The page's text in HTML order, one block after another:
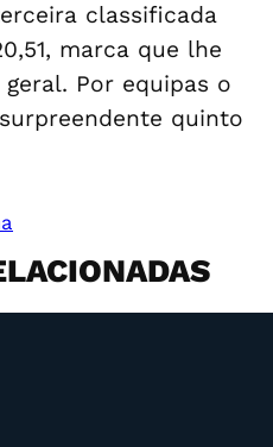
classificada
marca que lhe
Por equipas o
quinto